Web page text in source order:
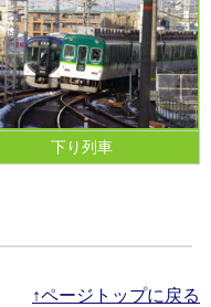
下り列車
↑ページトップに戻る